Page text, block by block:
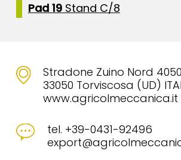
Pad 19Stand C/8
Stradone Zuino Nord 4050
33050 Torviscosa (UD)
www.agricolmeccanica.it
tel. +39-0431-92496